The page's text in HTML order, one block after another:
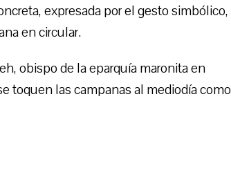
expresada por el gesto simbólico,
en circular.
obispo de la eparquía maronita en
toquen las campanas al mediodía como